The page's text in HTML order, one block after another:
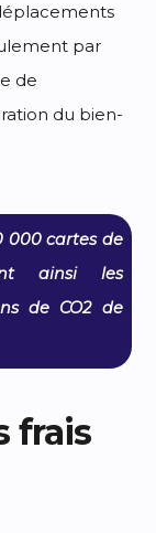
par
de
du bien-
000 cartes de
ainsi les
de CO2 de
frais